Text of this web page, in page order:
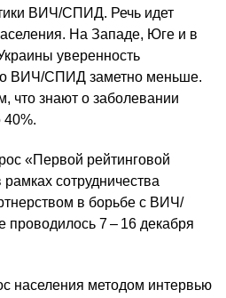
ВИЧ/СПИД. Речь идет
На Западе, Юге и в
уверенность
о ВИЧ/СПИД заметно меньше.
что знают о заболевании
40%.
«Первой рейтинговой
сотрудничества
в борьбе с ВИЧ/​
7 – 16 декабря
населения методом интервью